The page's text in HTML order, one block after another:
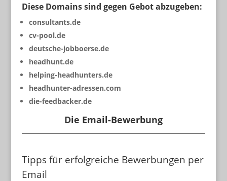
Diese Domains sind gegen Gebot abzugeben:
consultants.de
cv-pool.de
deutsche-jobboerse.de
headhunt.de
helping-headhunters.de
headhunter-adressen.com
die-feedbacker.de
Die Email-Bewerbung
Tipps für erfolgreiche Bewerbungen per
Email